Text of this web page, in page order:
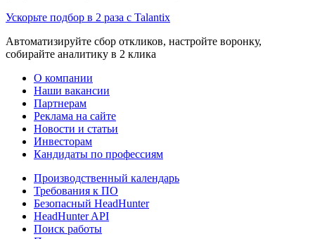
Ускорьте подбор в 2 раза с Talantix
Автоматизируйте сбор откликов, настройте воронку,
собирайте аналитику в 2 клика
О компании
Наши вакансии
Партнерам
Реклама на сайте
Новости и статьи
Инвесторам
Кандидаты по профессиям
Производственный календарь
Требования к ПО
Безопасный HeadHunter
HeadHunter API
Поиск работы